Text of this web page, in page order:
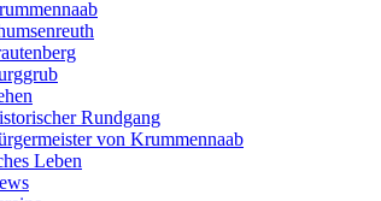
Rundgang
von Krummennaab
Leben